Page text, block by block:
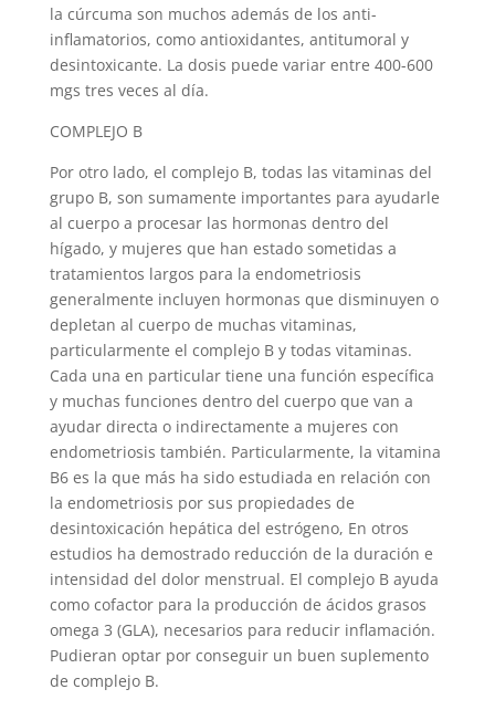
la cúrcuma son muchos además de los anti-
inflamatorios, como antioxidantes, antitumoral y
desintoxicante. La dosis puede variar entre 400-600
mgs tres veces al día.
COMPLEJO B
Por otro lado, el complejo B, todas las vitaminas del
grupo B, son sumamente importantes para ayudarle
al cuerpo a procesar las hormonas dentro del
hígado, y mujeres que han estado sometidas a
tratamientos largos para la endometriosis
generalmente incluyen hormonas que disminuyen o
depletan al cuerpo de muchas vitaminas,
particularmente el complejo B y todas vitaminas.
Cada una en particular tiene una función específica
y muchas funciones dentro del cuerpo que van a
ayudar directa o indirectamente a mujeres con
endometriosis también. Particularmente, la vitamina
B6 es la que más ha sido estudiada en relación con
la endometriosis por sus propiedades de
desintoxicación hepática del estrógeno, En otros
estudios ha demostrado reducción de la duración e
intensidad del dolor menstrual. El complejo B ayuda
como cofactor para la producción de ácidos grasos
omega 3 (GLA), necesarios para reducir inflamación.
Pudieran optar por conseguir un buen suplemento
de complejo B.